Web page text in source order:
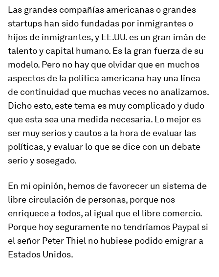
Las grandes compañías americanas o grandes
startups han sido fundadas por inmigrantes o
hijos de inmigrantes, y EE.UU. es un gran imán de
talento y capital humano. Es la gran fuerza de su
modelo. Pero no hay que olvidar que en muchos
aspectos de la política americana hay una línea
de continuidad que muchas veces no analizamos.
Dicho esto, este tema es muy complicado y dudo
que esta sea una medida necesaria. Lo mejor es
ser muy serios y cautos a la hora de evaluar las
políticas, y evaluar lo que se dice con un debate
serio y sosegado.
En mi opinión, hemos de favorecer un sistema de
libre circulación de personas, porque nos
enriquece a todos, al igual que el libre comercio.
Porque hoy seguramente no tendríamos Paypal si
el señor Peter Thiel no hubiese podido emigrar a
Estados Unidos.